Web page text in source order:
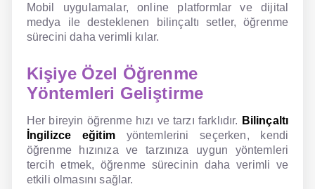
Mobil uygulamalar, online platformlar ve dijital
medya ile desteklenen bilinçaltı setler, öğrenme
sürecini daha verimli kılar.
Kişiye Özel Öğrenme
Yöntemleri Geliştirme
Her bireyin öğrenme hızı ve tarzı farklıdır. Bilinçaltı
İngilizce eğitimyöntemlerini seçerken, kendi
öğrenme hızınıza ve tarzınıza uygun yöntemleri
tercih etmek, öğrenme sürecinin daha verimli ve
etkili olmasını sağlar.